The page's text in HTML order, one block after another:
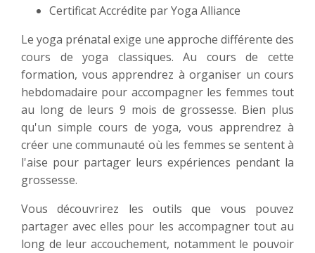
Certificat Accrédite par Yoga Alliance
Le yoga prénatal exige une approche différente des
cours de yoga classiques. Au cours de cette
formation, vous apprendrez à organiser un cours
hebdomadaire pour accompagner les femmes tout
au long de leurs 9 mois de grossesse. Bien plus
qu'un simple cours de yoga, vous apprendrez à
créer une communauté où les femmes se sentent à
l'aise pour partager leurs expériences pendant la
grossesse.
Vous découvrirez les outils que vous pouvez
partager avec elles pour les accompagner tout au
long de leur accouchement, notamment le pouvoir